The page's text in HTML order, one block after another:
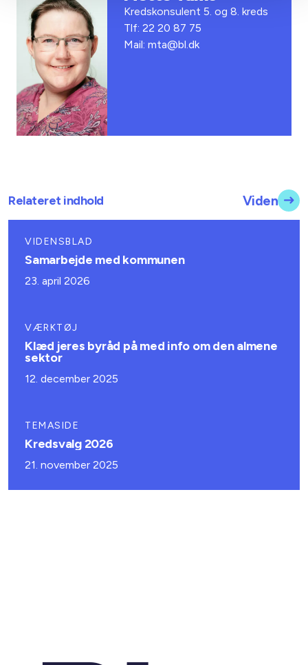
Kredskonsulent 5. og 8. kreds
Tlf: 22 20 87 75
Mail: mta@bl.dk
Relateret indhold Viden
VIDENSBLAD
Samarbejde med kommunen
23. april 2026
VÆRKTØJ
Klæd jeres byråd på med info om den almene
sektor
12. december 2025
TEMASIDE
Kredsvalg 2026
21. november 2025